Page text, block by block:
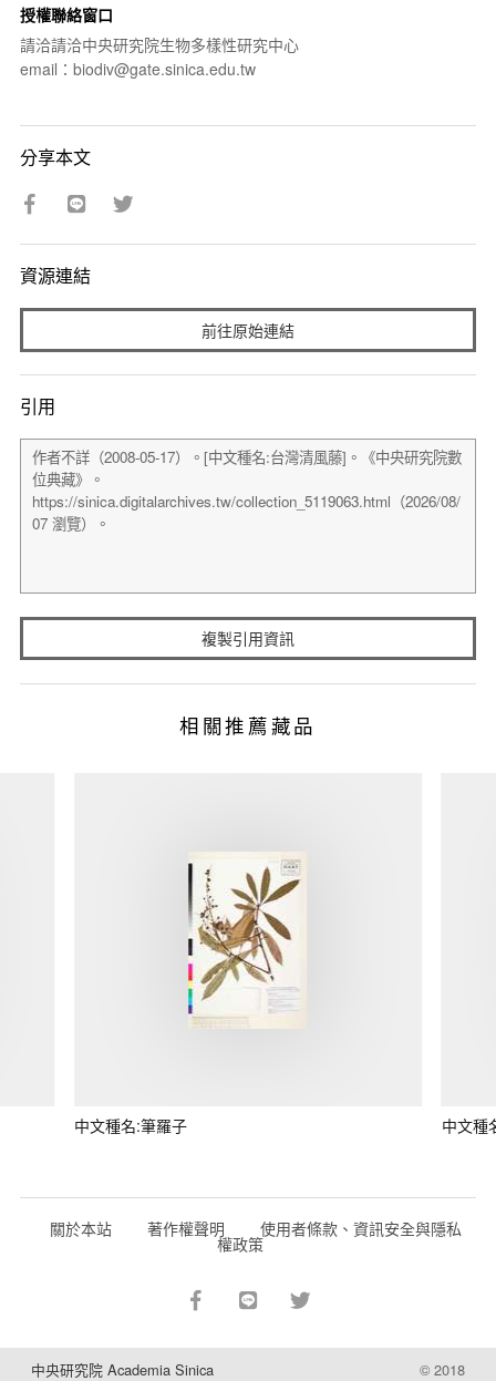
授權聯絡窗口
請洽請洽中央研究院生物多樣性研究中心
email：biodiv@gate.sinica.edu.tw
分享本文
資源連結
前往原始連結
引用
複製引用資訊
相關推薦藏品
中文種名:筆羅子 中文種
關於本站 著作權聲明 使用者條款、資訊安全與隱私
權政策
中央研究院 Academia Sinica © 2018